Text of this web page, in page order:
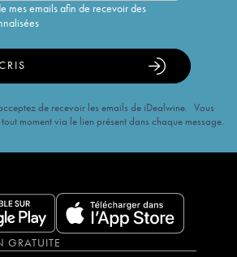
mes emails afin de recevoir des
de recevoir les emails de iDealwine. Vous
moment via le lien présent dans chaque message.
GRATUITE